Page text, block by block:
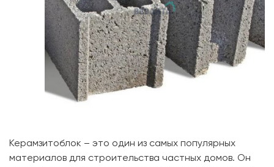
Керамзитоблок – это один из самых популярных
материалов для строительства частных домов. Он